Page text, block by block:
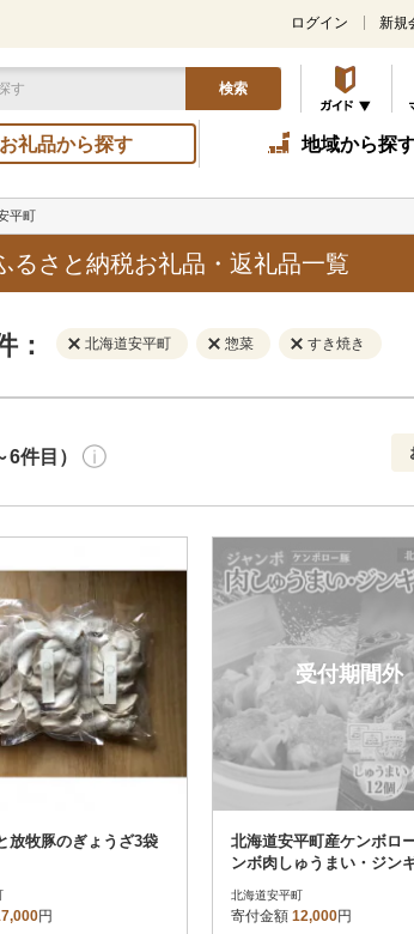
ログイン 新規
検索
お礼品から探す 地域から探
平町
るさと納税お礼品・返礼品一覧
： 北海道安平町 惣菜 すき焼き
法 解除
ットカード決済
Pay
支払い
関(Pay-easy決済)
発送種別
冷蔵便
6件目）
放牧豚のぎょうざ3袋
円
受付期間外
北海道安平町産ケンボロ
ンボ肉しゅうまい・ジン
セット
北海道安平町
寄付金額 12,000円